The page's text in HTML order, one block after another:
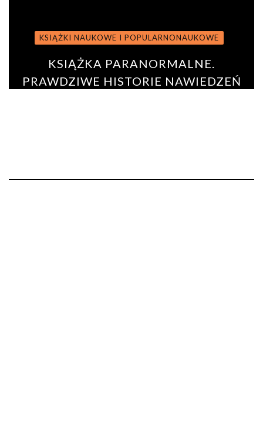
KSIĄŻKI NAUKOWE I POPULARNONAUKOWE
KSIĄŻKA PARANORMALNE.
PRAWDZIWE HISTORIE NAWIEDZEŃ